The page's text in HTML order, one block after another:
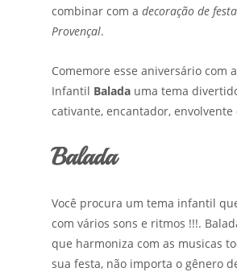
combinar com a decoração de
Provençal.
Comemore esse aniversário com
Infantil Balada uma tema
cativante, encantador, envolvente
Balada
Você procura um tema infantil
com vários sons e ritmos !!!.
que harmoniza com as musicas
sua festa, não importa o gênero